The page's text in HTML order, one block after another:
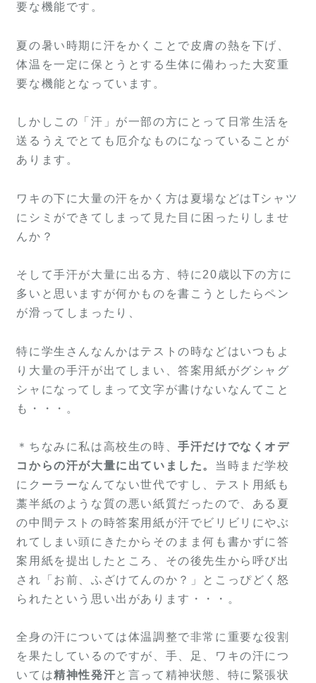
要な機能です。
夏の暑い時期に汗をかくことで皮膚の熱を下げ、
体温を一定に保とうとする生体に備わった大変重
要な機能となっています。
しかしこの「汗」が一部の方にとって日常生活を
送るうえでとても厄介なものになっていることが
あります。
ワキの下に大量の汗をかく方は夏場などはTシャツ
にシミができてしまって見た目に困ったりしませ
んか？
そして手汗が大量に出る方、特に20歳以下の方に
多いと思いますが何かものを書こうとしたらペン
が滑ってしまったり、
特に学生さんなんかはテストの時などはいつもよ
り大量の手汗が出てしまい、答案用紙がグシャグ
シャになってしまって文字が書けないなんてこと
も・・・。
＊ちなみに私は高校生の時、手汗だけでなくオデ
コからの汗が大量に出ていました。 当時まだ学校
にクーラーなんてない世代ですし、テスト用紙も
藁半紙のような質の悪い紙質だったので、ある夏
の中間テストの時答案用紙が汗でビリビリにやぶ
れてしまい頭にきたからそのまま何も書かずに答
案用紙を提出したところ、その後先生から呼び出
され「お前、ふざけてんのか？」とこっぴどく怒
られたという思い出があります・・・。
全身の汗については体温調整で非常に重要な役割
を果たしているのですが、手、足、ワキの汗につ
いては精神性発汗 と言って精神状態、特に緊張状